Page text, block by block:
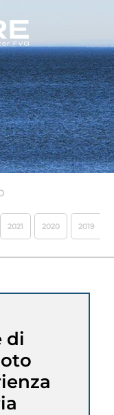
2021 2020 2019
di